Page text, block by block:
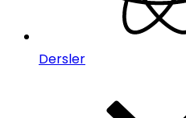
Dersler